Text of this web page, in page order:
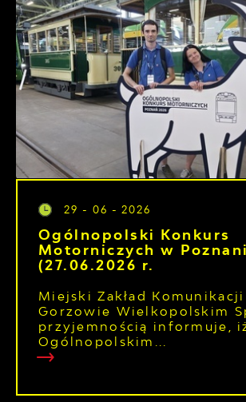
29 - 06 - 2026
Ogólnopolski Konkurs
Motorniczych w
(27.06.2026 r.
Miejski Zakład
Gorzowie Wielkopolskim
przyjemnością informuje,
Ogólnopolskim...